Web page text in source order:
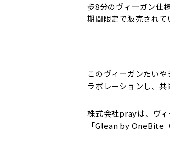
歩8分のヴィーガン
期間限定で販売されて
このヴィーガンたい
ラボレーションし、共
株式会社prayは、ヴ
「Glean by OneBite